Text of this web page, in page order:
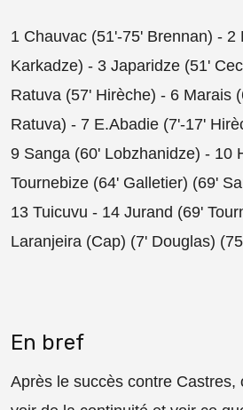
1 Chauvac (51'-75' Brennan) - 2
Karkadze) - 3 Japaridze (51'
Ratuva (57' Hirèche) - 6 Marais
Ratuva) - 7 E.Abadie (7'-17'
9 Sanga (60' Lobzhanidze) - 10
Tournebize (64' Galletier) (69'
13 Tuicuvu - 14 Jurand (69'
Laranjeira (Cap) (7' Douglas)
En bref
Après le succès contre Castres,